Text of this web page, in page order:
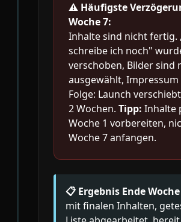
⚠️ Häufigste
Woche 7:
Inhalte sind nicht fertig.
schreibe ich noch"
verschoben, Bilder sind
ausgewählt,
Folge: Launch
2 Wochen. Tipp: Inhalte
Woche 1 vorbereiten,
Woche 7 anfangen.
📋 Ergebnis Ende
mit finalen Inhalten,